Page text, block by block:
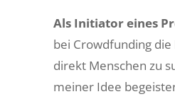
Als Initiator eines
bei Crowdfunding
direkt Menschen zu
meiner Idee